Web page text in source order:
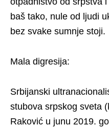
baš tako, nule od ljudi
bez svake sumnje stoji.
Mala digresija:
Srbijanski
stubova srpskog sveta
Raković u junu 2019.